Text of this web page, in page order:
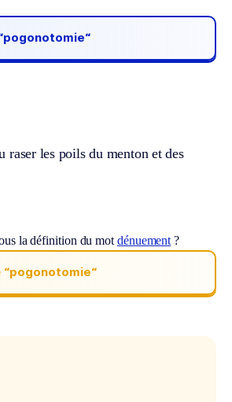
raser les poils du menton et des
la définition du mot dénuement ?
“pogonotomie“